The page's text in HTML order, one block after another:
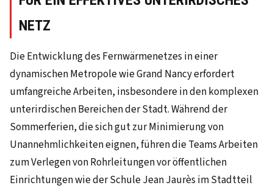
NETZ
Die Entwicklung des Fernwärmenetzes in einer
dynamischen Metropole wie Grand Nancy erfordert
umfangreiche Arbeiten, insbesondere in den komplexen
unterirdischen Bereichen der Stadt. Während der
Sommerferien, die sich gut zur Minimierung von
Unannehmlichkeiten eignen, führen die Teams Arbeiten
zum Verlegen von Rohrleitungen vor öffentlichen
Einrichtungen wie der Schule Jean Jaurès im Stadtteil